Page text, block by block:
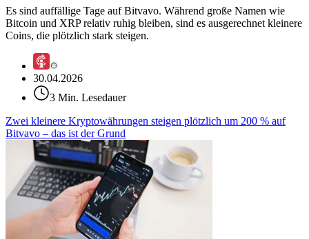
Es sind auffällige Tage auf Bitvavo. Während große Namen wie
Bitcoin und XRP relativ ruhig bleiben, sind es ausgerechnet kleinere
Coins, die plötzlich stark steigen.
30.04.2026
3 Min. Lesedauer
Zwei kleinere Kryptowährungen steigen plötzlich um 200 % auf
Bitvavo – das ist der Grund